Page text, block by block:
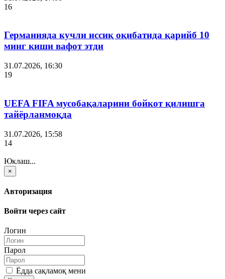
16
Германияда кучли иссиқ оқибатида қарийб 10
минг киши вафот этди
31.07.2026, 16:30
19
UEFA FIFA мусобақаларини бойкот қилишга
тайёрланмоқда
31.07.2026, 15:58
14
Юклаш...
×
Авторизация
Войти через сайт
Логин
Парол
Ёдда сақламоқ мени